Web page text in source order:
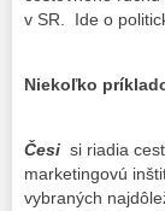
v SR. Ide o
Niekoľko
Česi si riadia
marketingovú
vybraných